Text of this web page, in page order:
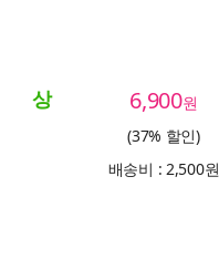
상 6,900원
(37% 할인)
배송비 : 2,500원